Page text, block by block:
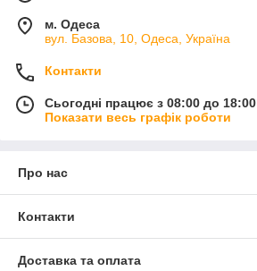
м. Одеса
вул. Базова, 10, Одеса, Україна
Контакти
Сьогодні працює з 08:00 до 18:00
Показати весь графік роботи
Про нас
Контакти
Доставка та оплата